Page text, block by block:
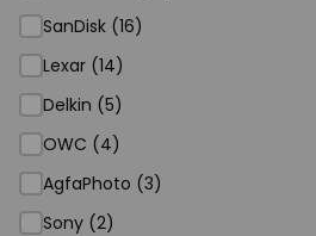
SanDisk (16)
Lexar (14)
Delkin (5)
OWC (4)
AgfaPhoto (3)
Sony (2)